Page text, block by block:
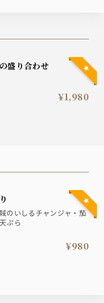
の盛り合わせ
¥1,980
のいしるチャンジャ・茄
ぷら
¥980